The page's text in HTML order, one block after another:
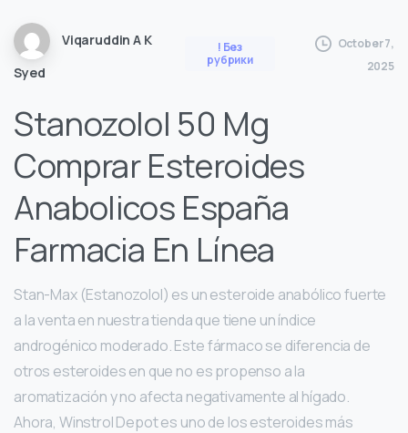
Viqaruddin A K
Syed
! Без
рубрики
October 7,
2025
Stanozolol 50 Mg
Comprar Esteroides
Anabolicos España
Farmacia En Línea
Stan-Max (Estanozolol) es un esteroide anabólico fuerte
a la venta en nuestra tienda que tiene un índice
androgénico moderado. Este fármaco se diferencia de
otros esteroides en que no es propenso a la
aromatización y no afecta negativamente al hígado.
Ahora, Winstrol Depot es uno de los esteroides más